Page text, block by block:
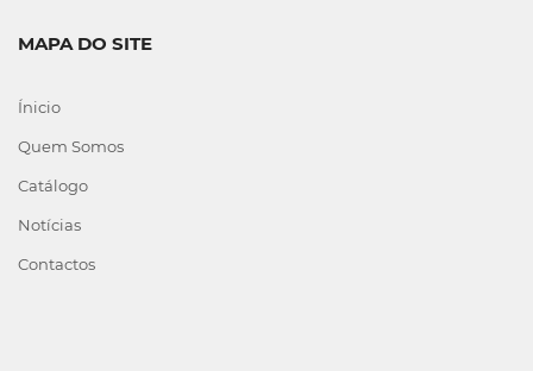
MAPA DO SITE
Ínicio
Quem Somos
Catálogo
Notícias
Contactos